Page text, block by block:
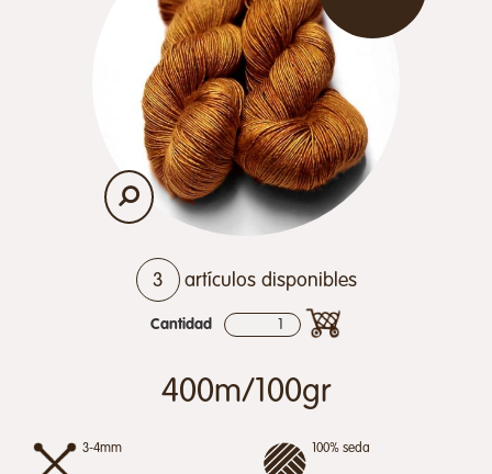
3 artículos disponibles
Cantidad
400m/100gr
3-4mm 100% seda